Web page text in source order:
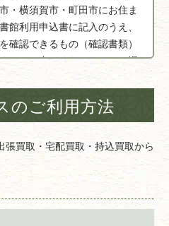
・横須賀市・町田市にお住ま
館利用申込書に記入のうえ、
確認できるもの（確認書類）
ーへお出しください。その場
す。
265-1
のご利用方法
買取・宅配買取・持込買取から